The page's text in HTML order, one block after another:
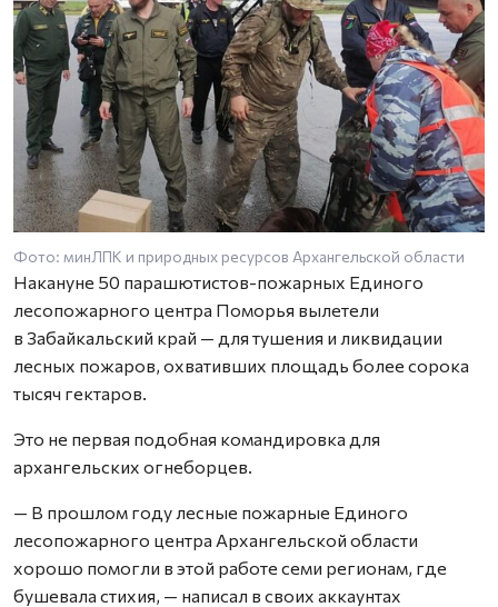
Фото: минЛПК и природных ресурсов Архангельской области
Накануне 50 парашютистов-пожарных Единого
лесопожарного центра Поморья вылетели
в Забайкальский край — для тушения и ликвидации
лесных пожаров, охвативших площадь более сорока
тысяч гектаров.
Это не первая подобная командировка для
архангельских огнеборцев.
— В прошлом году лесные пожарные Единого
лесопожарного центра Архангельской области
хорошо помогли в этой работе семи регионам, где
бушевала стихия, — написал в своих аккаунтах